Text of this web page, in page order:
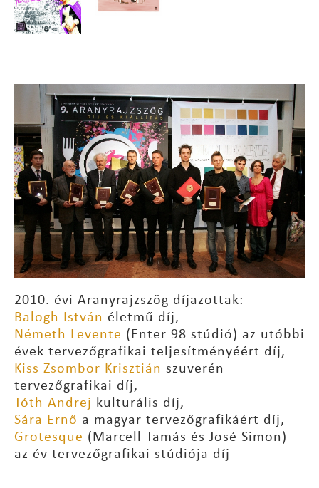
2010. évi Aranyrajzszög díjazottak:
Balogh István életmű díj,
Németh Levente (Enter 98 stúdió) az utóbbi
évek tervezőgrafikai teljesítményéért díj,
Kiss Zsombor Krisztián szuverén
tervezőgrafikai díj,
Tóth Andrej kulturális díj,
Sára Ernő a magyar tervezőgrafikáért díj,
Grotesque (Marcell Tamás és José Simon)
az év tervezőgrafikai stúdiója díj